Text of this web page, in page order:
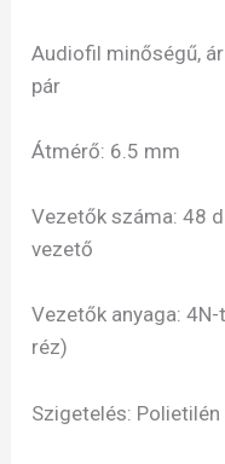
Audiofil minőségű,
pár
Átmérő: 6.5 mm
Vezetők száma: 48
vezető
Vezetők anyaga:
réz)
Szigetelés: Polietilén